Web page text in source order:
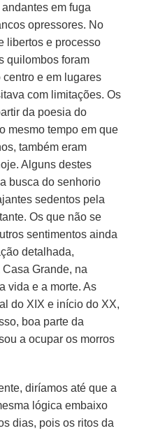
em fuga
opressores. No
libertos e processo
quilombos foram
e em lugares
com limitações. Os
da poesia do
mesmo tempo em que
também eram
Alguns destes
busca do senhorio
sedentos pela
Os que não se
sentimentos ainda
detalhada,
Grande, na
vida e a morte. As
do XIX e início do XX,
boa parte da
a ocupar os morros
diríamos até que a
lógica embaixo
dias, pois os ritos da